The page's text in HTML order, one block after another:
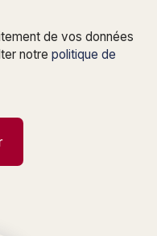
de vos données
notre politique de